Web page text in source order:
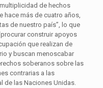
de hechos
hace más de cuatro años,
de nuestro país”, lo que
construir apoyos
que realizan de
y buscan menoscabar
soberanos sobre las
contrarias a las
de las Naciones Unidas.